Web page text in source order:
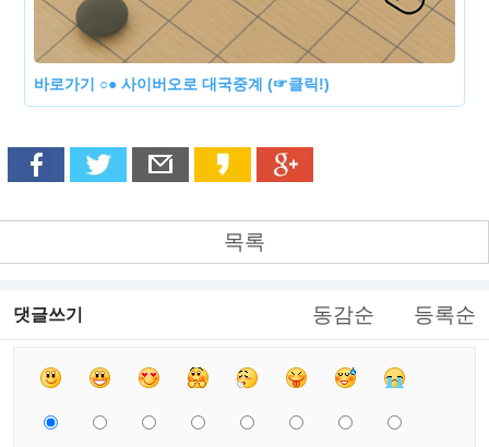
바로가기 ○● 사이버오로 대국중계 (☞클릭!)
목록
댓글쓰기 동감순 등록순